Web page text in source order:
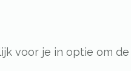
voor je in optie om